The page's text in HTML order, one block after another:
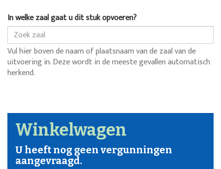
In welke zaal gaat u dit stuk opvoeren?
Vul hier boven de naam of plaatsnaam van de zaal van de
uitvoering in. Deze wordt in de meeste gevallen automatisch
herkend.
Winkelwagen
U heeft nog geen vergunningen
aangevraagd.